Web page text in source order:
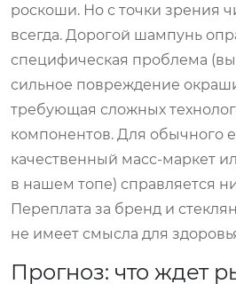
роскоши. Но с точки зрения
всегда. Дорогой шампунь
специфическая проблема
сильное повреждение
требующая сложных
компонентов. Для обычного
качественный масс-маркет
в нашем топе) справляется
Переплата за бренд и
не имеет смысла для
Прогноз: что ждет